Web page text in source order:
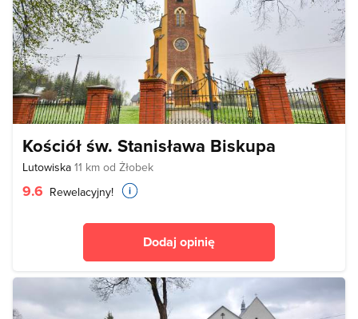
Kościół św. Stanisława Biskupa
Lutowiska 11 km od Żłobek
9.6 Rewelacyjny!
Dodaj opinię